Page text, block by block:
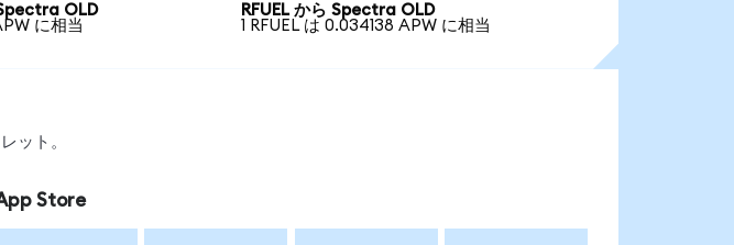
OLD
に相当
RFUEL から Spectra OLD
1 RFUEL は 0.034138 APW に相当
ット。
Store